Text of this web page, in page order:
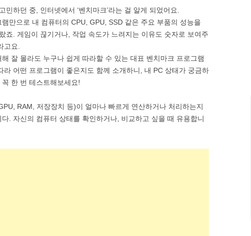
SOFTWARE & TOOLS
CODING & SCRIPTS
하던 중, 인터넷에서 ‘벤치마크’라는 걸 알게 되었어요.
만으로 내 컴퓨터의 CPU, GPU, SSD 같은 주요 부품의 성능을
죠. 게임이 끊기거나, 작업 속도가 느려지는 이유도 숫자로 보여주
요.
잘 몰라도 누구나 쉽게 따라할 수 있는 대표 벤치마크 프로그램
라 어떤 프로그램이 좋은지도 함께 소개하니, 내 PC 상태가 궁금하
한 번 테스트해보세요!
RAM, 저장장치 등)이 얼마나 빠르게 연산하거나 처리하는지
다. 자신의 컴퓨터 상태를 확인하거나, 비교하고 싶을 때 유용합니